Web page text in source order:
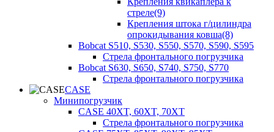
стреле(9)
Крепления штока г/цилиндра
опрокидывания ковша(8)
Bobcat S510, S530, S550, S570, S590, S595
Стрела фронтального погрузчика
Bobcat S630, S650, S740, S750, S770
Стрела фронтального погрузчика
CASE
Минипогрузчик
CASE 40XT, 60XT, 70XT
Стрела фронтального погрузчика